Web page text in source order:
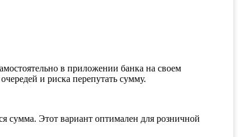
в приложении банка на своем
и риска перепутать сумму.
сумма. Этот вариант оптимален для розничной